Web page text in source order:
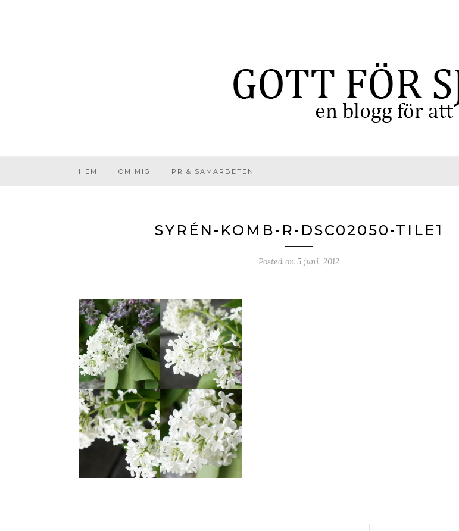
HEM OM MIG PR & SAMARBETEN
SYRÉN-KOMB-R-DSC02050-TILE1
Posted on 5 juni, 2012